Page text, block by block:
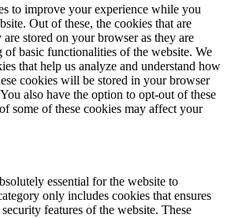
to improve your experience while you
Out of these, the cookies that are
are stored on your browser as they are
of basic functionalities of the website. We
that help us analyze and understand how
cookies will be stored in your browser
also have the option to opt-out of these
some of these cookies may affect your
essential for the website to
only includes cookies that ensures
features of the website. These